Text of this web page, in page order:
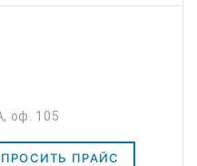
оф. 105
ПРАЙС